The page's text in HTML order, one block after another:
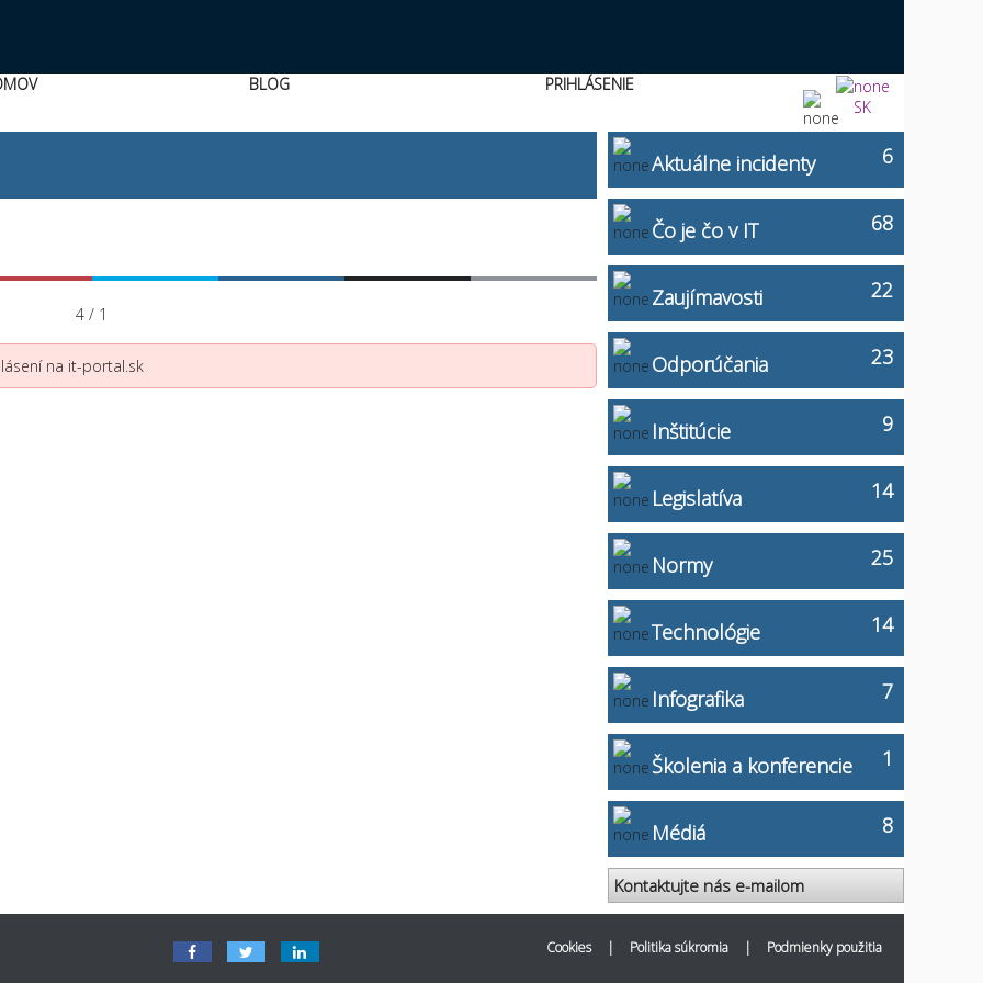
BLOG
PRIHLÁSENIE
SK
4 / 1
na it-portal.sk
Aktuálne incidenty 6
Čo je čo v IT 68
Zaujímavosti 22
Odporúčania 23
Inštitúcie 9
Legislatíva 14
Normy 25
Technológie 14
Infografika 7
Školenia a konferencie 1
Médiá 8
Kontaktujte nás e-mailom
Cookies | Politika súkromia | Podmienky použitia